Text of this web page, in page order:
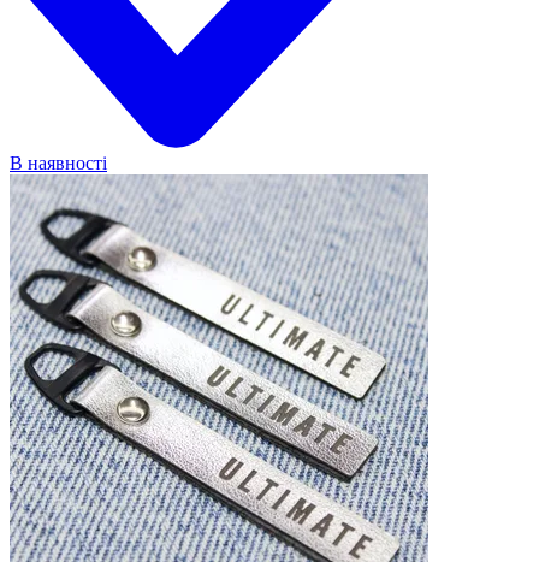
В наявності